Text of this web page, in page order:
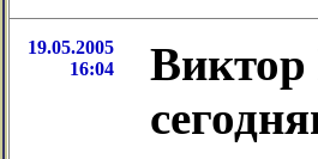
19.05.2005
16:04